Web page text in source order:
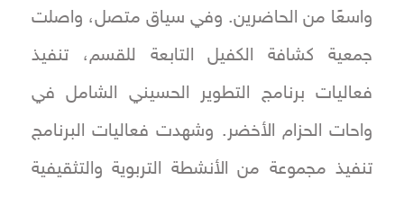
واسعًا من الحاضرين. وفي سياق متصل، واصلت
جمعية كشافة الكفيل التابعة للقسم، تنفيذ
فعاليات برنامج التطوير الحسيني الشامل في
واحات الحزام الأخضر. وشهدت فعاليات البرنامج
تنفيذ مجموعة من الأنشطة التربوية والتثقيفية